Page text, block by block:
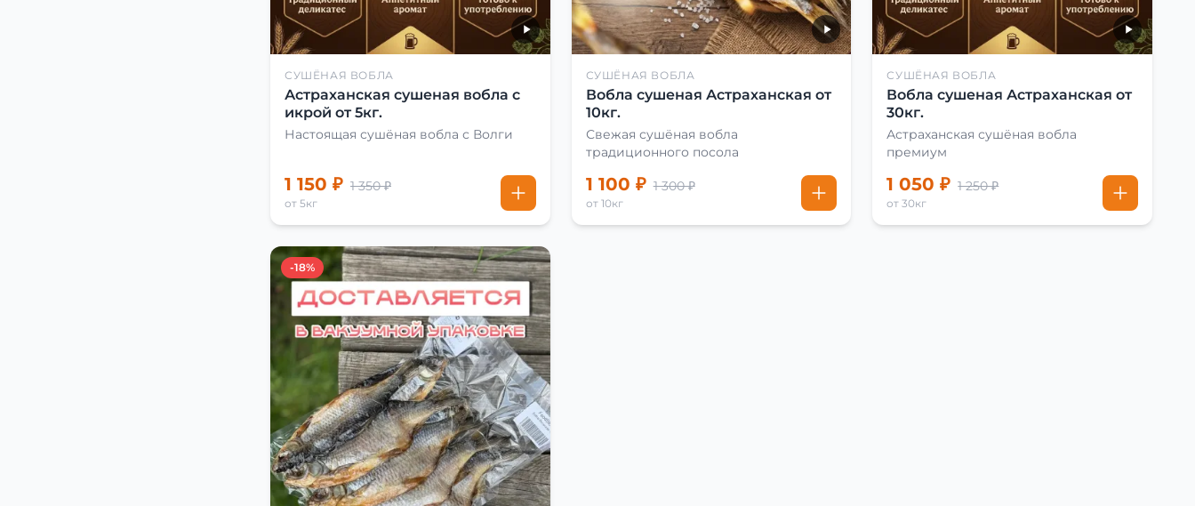
СУШЁНАЯ ВОБЛА
Астраханская сушеная вобла с
икрой от 5кг.
Настоящая сушёная вобла с Волги
1 150 ₽ 1 350 ₽
от 5кг
СУШЁНАЯ ВОБЛА
Вобла сушеная Астраханская от
10кг.
Свежая сушёная вобла
традиционного посола
1 100 ₽ 1 300 ₽
от 10кг
СУШЁНАЯ ВОБЛА
Вобла сушеная Астраханская от
30кг.
Астраханская сушёная вобла
премиум
1 050 ₽ 1 250 ₽
от 30кг
-18%